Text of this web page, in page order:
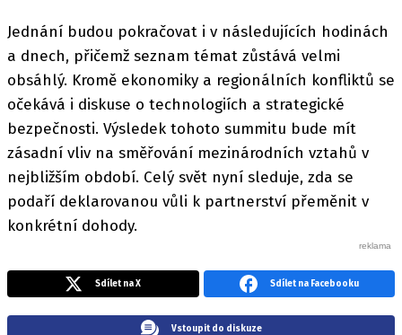
Jednání budou pokračovat i v následujících hodinách
a dnech, přičemž seznam témat zůstává velmi
obsáhlý. Kromě ekonomiky a regionálních konfliktů se
očekává i diskuse o technologiích a strategické
bezpečnosti. Výsledek tohoto summitu bude mít
zásadní vliv na směřování mezinárodních vztahů v
nejbližším období. Celý svět nyní sleduje, zda se
podaří deklarovanou vůli k partnerství přeměnit v
konkrétní dohody.
Sdílet na X Sdílet na Facebooku
Vstoupit do diskuze